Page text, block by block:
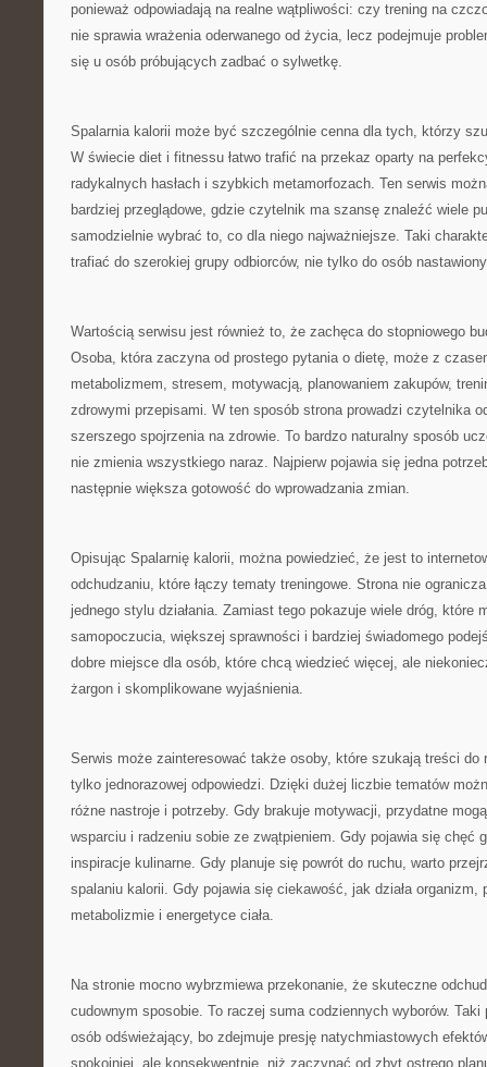
ponieważ odpowiadają na realne wątpliwości: czy trening na
nie sprawia wrażenia oderwanego od życia, lecz podejmuje
się u osób próbujących zadbać o sylwetkę.
Spalarnia kalorii może być szczególnie cenna dla tych, którzy
W świecie diet i fitnessu łatwo trafić na przekaz oparty na
radykalnych hasłach i szybkich metamorfozach. Ten serwis
bardziej przeglądowe, gdzie czytelnik ma szansę znaleźć wiele
samodzielnie wybrać to, co dla niego najważniejsze. Taki
trafiać do szerokiej grupy odbiorców, nie tylko do osób
Wartością serwisu jest również to, że zachęca do stopniowego
Osoba, która zaczyna od prostego pytania o dietę, może z
metabolizmem, stresem, motywacją, planowaniem zakupów,
zdrowymi przepisami. W ten sposób strona prowadzi czytelnika
szerszego spojrzenia na zdrowie. To bardzo naturalny sposób
nie zmienia wszystkiego naraz. Najpierw pojawia się jedna
następnie większa gotowość do wprowadzania zmian.
Opisując Spalarnię kalorii, można powiedzieć, że jest to
odchudzaniu, które łączy tematy treningowe. Strona nie
jednego stylu działania. Zamiast tego pokazuje wiele dróg, które
samopoczucia, większej sprawności i bardziej świadomego
dobre miejsce dla osób, które chcą wiedzieć więcej, ale
żargon i skomplikowane wyjaśnienia.
Serwis może zainteresować także osoby, które szukają treści do
tylko jednorazowej odpowiedzi. Dzięki dużej liczbie tematów
różne nastroje i potrzeby. Gdy brakuje motywacji, przydatne
wsparciu i radzeniu sobie ze zwątpieniem. Gdy pojawia się chęć
inspiracje kulinarne. Gdy planuje się powrót do ruchu, warto
spalaniu kalorii. Gdy pojawia się ciekawość, jak działa organizm,
metabolizmie i energetyce ciała.
Na stronie mocno wybrzmiewa przekonanie, że skuteczne
cudownym sposobie. To raczej suma codziennych wyborów.
osób odświeżający, bo zdejmuje presję natychmiastowych
spokojniej, ale konsekwentnie, niż zaczynać od zbyt ostrego